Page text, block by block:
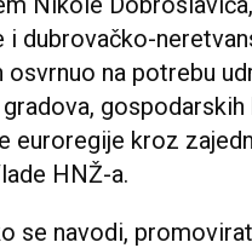
i dubrovačko-
osvrnuo na potrebu
euroregije kroz
HNŽ-a.
se navodi,